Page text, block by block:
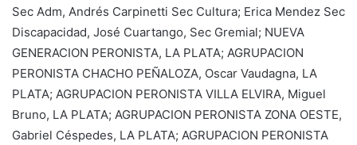
Sec Adm, Andrés Carpinetti Sec Cultura; Erica Mendez Sec
Discapacidad, José Cuartango, Sec Gremial; NUEVA
GENERACION PERONISTA, LA PLATA; AGRUPACION
PERONISTA CHACHO PEÑALOZA, Oscar Vaudagna, LA
PLATA; AGRUPACION PERONISTA VILLA ELVIRA, Miguel
Bruno, LA PLATA; AGRUPACION PERONISTA ZONA OESTE,
Gabriel Céspedes, LA PLATA; AGRUPACION PERONISTA